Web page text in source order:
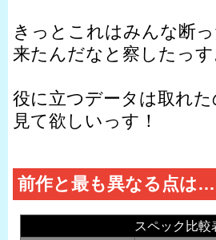
きっとこれはみんな断
来たんだなと察したっす
役に立つデータは取れ
見て欲しいっす！
前作と最も異なる点は…
スペック比較